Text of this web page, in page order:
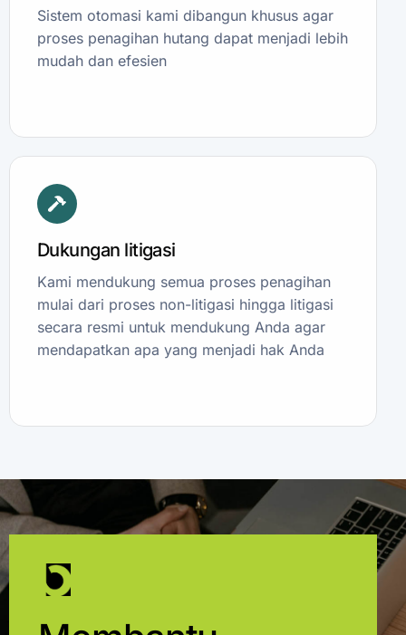
Sistem otomasi kami dibangun khusus agar
proses penagihan hutang dapat menjadi lebih
mudah dan efesien
Dukungan litigasi
Kami mendukung semua proses penagihan
mulai dari proses non-litigasi hingga litigasi
secara resmi untuk mendukung Anda agar
mendapatkan apa yang menjadi hak Anda